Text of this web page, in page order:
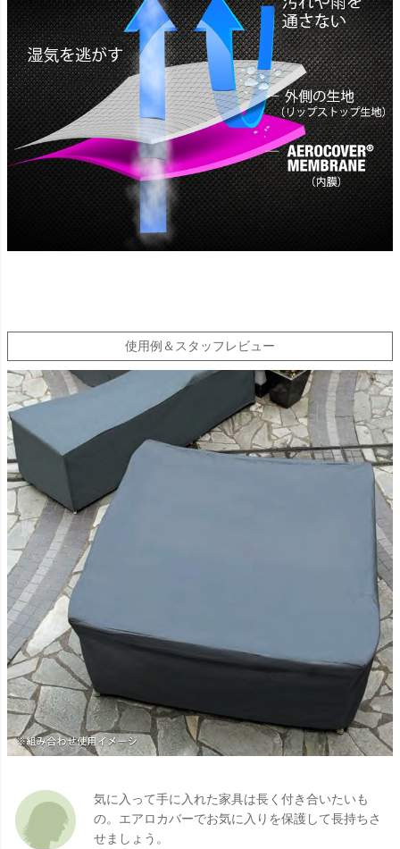
使用例＆スタッフレビュー
気に入って手に入れた家具は長く付き合いたいも
の。エアロカバーでお気に入りを保護して長持ちさ
せましょう。